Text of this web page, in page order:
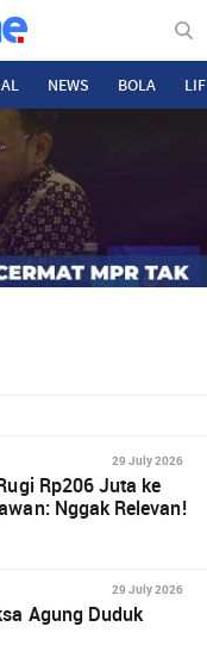
NEWS BOLA
29 July 2026
Rp206 Juta ke
Nggak Relevan!
29 July 2026
Agung Duduk